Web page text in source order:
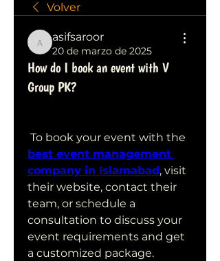
Volver
asifsaroor
asifsaroor
20 de marzo de 2025
How do I book an event with V
Group PK?
best event management
company in Islamabad, visit
their website, contact their
team, or schedule a
consultation to discuss your
event requirements and get
a customized package.